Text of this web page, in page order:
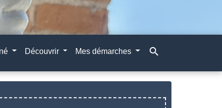
Découvrir Mes démarches search